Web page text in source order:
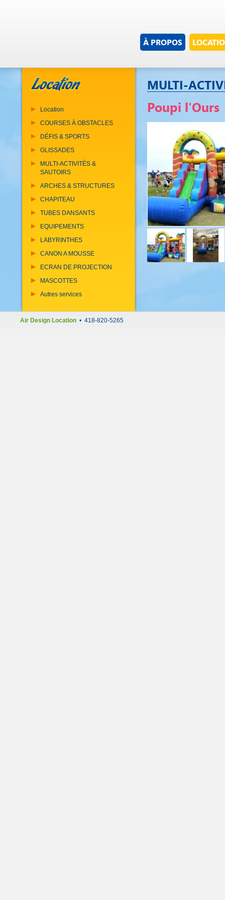
À PROPOS
Location
COURSES À OBSTACLES
DÉFIS & SPORTS
GLISSADES
MULTI-ACTIVITÉS &
SAUTOIRS
ARCHES & STRUCTURES
CHAPITEAU
TUBES DANSANTS
EQUIPEMENTS
LABYRINTHES
CANON A MOUSSE
ECRAN DE PROJECTION
MASCOTTES
Autres services
MULTI-
Poupi l'Ours
Air Design Location • 418-820-5265